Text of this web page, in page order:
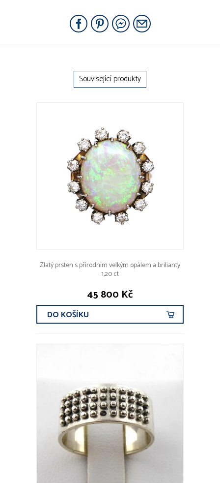
Související produkty
Zlatý prsten s přírodním velkým opálem a brilianty
1,20 ct
45 800 Kč
DO KOŠÍKU